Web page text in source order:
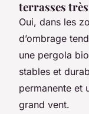
terrasses très
Oui, dans les
d’ombrage
une pergola
stables et
permanente et
grand vent.